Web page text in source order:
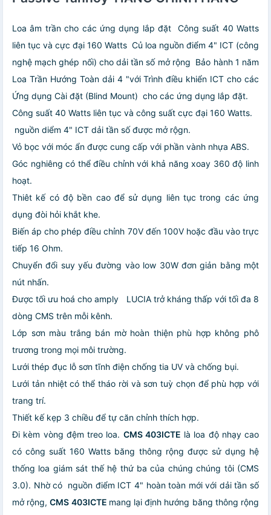
Loa âm trần cho các ứng dụng lắp đặt
Công suất 40 Watts
liên tục và cực đại 160 Watts Củ loa nguồn điểm 4" ICT (công
nghệ mạch ghép nối) cho dải tần số mở rộng Bảo hành 1 năm
Loa Trần Hướng Toàn dải 4 "với Trình điều khiển ICT cho các
Ứng dụng Cài đặt (Blind Mount) cho các ứng dụng lắp đặt.
Công suất 40 Watts liên tục và công suất cực đại 160 Watts.
nguồn diểm 4" ICT dải tần số được mở rộgn.
Vỏ bọc với móc ẩn được cung cấp với phần vành nhựa ABS.
Góc nghiêng có thể điều chỉnh với khả năng xoay 360 độ linh
hoạt.
Thiêt kế có độ bền cao để sử dụng liên tục trong các ứng
dụng đòi hỏi khắt khe.
Biến áp cho phép điều chỉnh 70V đến 100V hoặc đầu vào trực
tiếp 16 Ohm.
Chuyển đổi suy yếu đường vào low 30W đơn giản bằng một
nút nhấn.
Được tối ưu hoá cho amply LUCIA trở kháng thấp với tối đa 8
dòng CMS trên mỗi kênh.
Lớp sơn màu trắng bán mờ hoàn thiện phù hợp không phô
trương trong mọi môi trường.
Lưới thép đục lỗ sơn tĩnh điện chống tia UV và chống bụi.
Lưới tản nhiệt có thể tháo rời và sơn tuỳ chọn để phù hợp với
trang trí.
Thiết kế kẹp 3 chiều để tự căn chỉnh thích hợp.
Đi kèm vòng đệm treo loa. CMS 403ICTE là loa độ nhạy cao
có công suất 160 Watts băng thông rộng được sử dụng hệ
thống loa giám sát thế hệ thứ ba của chúng chúng tôi (CMS
3.0). Nhờ có nguồn điểm ICT 4" hoàn toàn mới với dải tần số
mở rộng,CMS 403ICTE mang lại định hướng băng thông rộng